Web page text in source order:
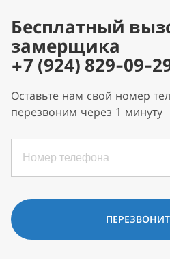
Бесплатный
замерщика
+7 (924) 829-09-
Оставьте нам свой номер
перезвоним через 1 минуту